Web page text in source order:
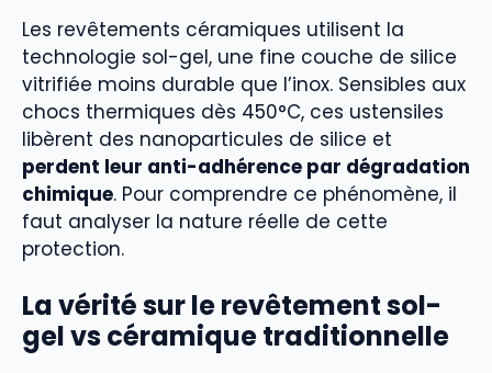
Les revêtements céramiques utilisent la
technologie sol-gel, une fine couche de silice
vitrifiée moins durable que l’inox. Sensibles aux
chocs thermiques dès 450°C, ces ustensiles
libèrent des nanoparticules de silice et
perdent leur anti-adhérence par dégradation
chimique. Pour comprendre ce phénomène, il
faut analyser la nature réelle de cette
protection.
La vérité sur le revêtement sol-
gel vs céramique traditionnelle